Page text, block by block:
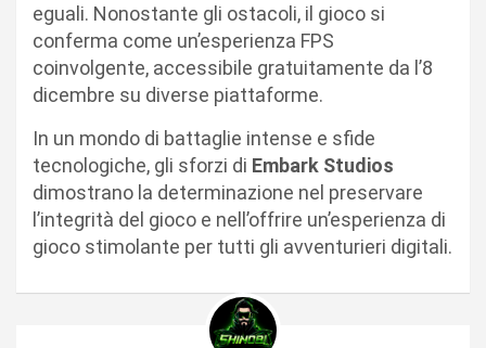
eguali. Nonostante gli ostacoli, il gioco si
conferma come un’esperienza FPS
coinvolgente, accessibile gratuitamente da l’8
dicembre su diverse piattaforme.
In un mondo di battaglie intense e sfide
tecnologiche, gli sforzi di Embark Studios
dimostrano la determinazione nel preservare
l’integrità del gioco e nell’offrire un’esperienza di
gioco stimolante per tutti gli avventurieri digitali.